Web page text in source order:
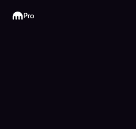
Kraken
Pro